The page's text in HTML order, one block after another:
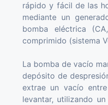
rápido y fácil de las
mediante un
bomba eléctrica
comprimido (sistema
La bomba de vacío
depósito de
extrae un vacío
levantar, utilizando